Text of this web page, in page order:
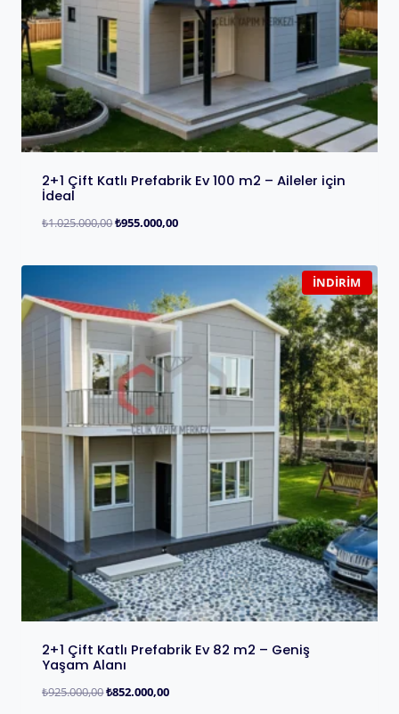
2+1 Çift Katlı Prefabrik Ev 100 m2 – Aileler için
İdeal
₺1.025.000,00₺955.000,00
İNDIRIM
2+1 Çift Katlı Prefabrik Ev 82 m2 – Geniş
Yaşam Alanı
₺925.000,00₺852.000,00